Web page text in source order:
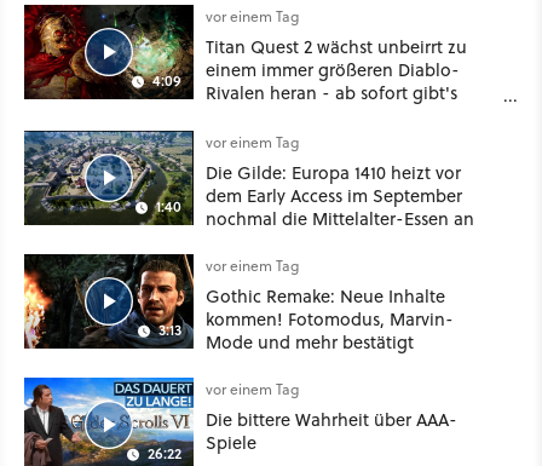
4:09
vor einem Tag
Titan Quest 2 wächst unbeirrt zu
einem immer größeren Diablo-
Rivalen heran - ab sofort gibt's
Klasse
1:40
vor einem Tag
Die Gilde: Europa 1410 heizt vor
dem Early Access im September
nochmal die Mittelalter-Essen an
3:13
vor einem Tag
Gothic Remake: Neue Inhalte
kommen! Fotomodus, Marvin-
Mode und mehr bestätigt
26:22
vor einem Tag
Die bittere Wahrheit über AAA-
Spiele